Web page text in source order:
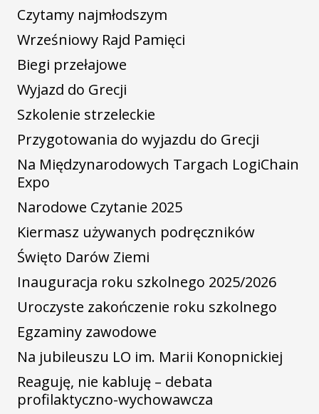
Czytamy najmłodszym
Wrześniowy Rajd Pamięci
Biegi przełajowe
Wyjazd do Grecji
Szkolenie strzeleckie
Przygotowania do wyjazdu do Grecji
Na Międzynarodowych Targach LogiChain
Expo
Narodowe Czytanie 2025
Kiermasz używanych podręczników
Święto Darów Ziemi
Inauguracja roku szkolnego 2025/2026
Uroczyste zakończenie roku szkolnego
Egzaminy zawodowe
Na jubileuszu LO im. Marii Konopnickiej
Reaguję, nie kabluję – debata
profilaktyczno-wychowawcza